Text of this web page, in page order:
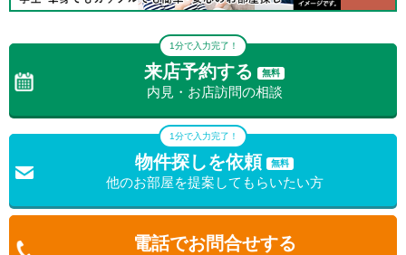
1分で入力完了！
来店予約する 無料
内見・お店訪問の相談
1分で入力完了！
物件探しを依頼 無料
他のお部屋を提案してもらいたい方
電話でお問合せする